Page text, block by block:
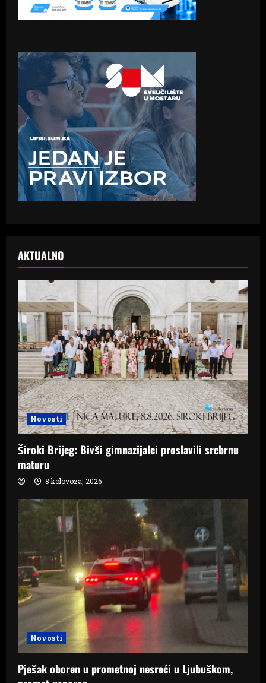
AKTUALNO
Novosti
Široki Brijeg: Bivši gimnazijalci proslavili srebrnu
maturu
8 kolovoza, 2026
Novosti
Pješak oboren u prometnoj nesreći u Ljubuškom,